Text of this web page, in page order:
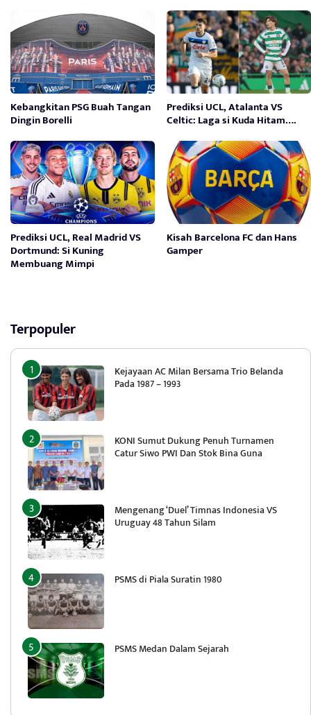
Kebangkitan PSG Buah Tangan
Dingin Borelli
Prediksi UCL, Atalanta VS
Celtic: Laga si Kuda Hitam….
Prediksi UCL, Real Madrid VS
Dortmund: Si Kuning
Membuang Mimpi
Kisah Barcelona FC dan Hans
Gamper
Terpopuler
Kejayaan AC Milan Bersama Trio Belanda
Pada 1987 – 1993
KONI Sumut Dukung Penuh Turnamen
Catur Siwo PWI Dan Stok Bina Guna
Mengenang ‘Duel’ Timnas Indonesia VS
Uruguay 48 Tahun Silam
PSMS di Piala Suratin 1980
PSMS Medan Dalam Sejarah